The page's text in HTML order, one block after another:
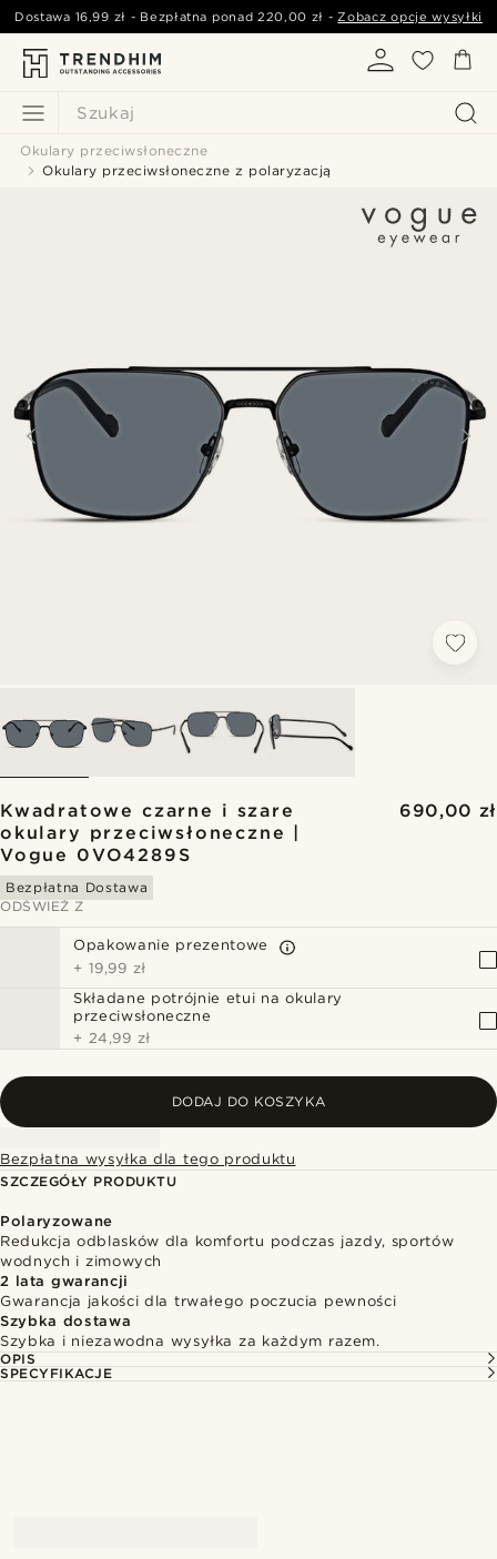
Szukaj
Dostawa 16,99 zł - Bezpłatna ponad220,00 zł -Zobacz opcje wysyłki
Okulary przeciwsłoneczne
Okulary przeciwsłoneczne z polaryzacją
Kwadratowe czarne i szare
okulary przeciwsłoneczne |
Vogue 0VO4289S
690,00 zł
Bezpłatna Dostawa
ODŚWIEŻ Z
Opakowanie prezentowe
+ 19,99 zł
Składane potrójnie etui na okulary
przeciwsłoneczne
+ 24,99 zł
DODAJ DO KOSZYKA
Bezpłatna wysyłka dla tego produktu
SZCZEGÓŁY PRODUKTU
Polaryzowane
Redukcja odblasków dla komfortu podczas jazdy, sportów
wodnych i zimowych
2 lata gwarancji
Gwarancja jakości dla trwałego poczucia pewności
Szybka dostawa
Szybka i niezawodna wysyłka za każdym razem.
OPIS
SPECYFIKACJE